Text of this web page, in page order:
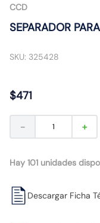
CCD
SEPARADOR
SKU: 325428
$471
＋
－
Hay 101 unidades
Descargar Ficha